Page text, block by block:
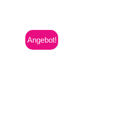
Angebot!